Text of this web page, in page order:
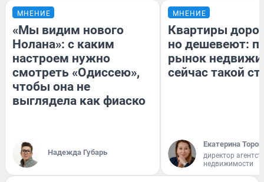
МНЕНИЕ
«Мы видим нового
Нолана»: с каким
настроем нужно
смотреть «Одиссею»,
чтобы она не
выглядела как фиаско
Надежда Губарь
МНЕНИЕ
Квартиры
но дешевеют:
рынок
сейчас такой
Екатерина
директор
недвижимости